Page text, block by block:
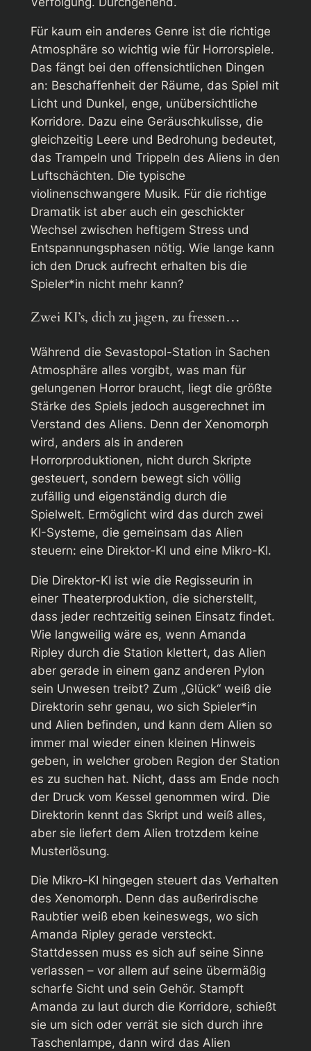
Für kaum ein anderes Genre ist die richtige
Atmosphäre so wichtig wie für Horrorspiele.
Das fängt bei den offensichtlichen Dingen
an: Beschaffenheit der Räume, das Spiel mit
Licht und Dunkel, enge, unübersichtliche
Korridore. Dazu eine Geräuschkulisse, die
gleichzeitig Leere und Bedrohung bedeutet,
das Trampeln und Trippeln des Aliens in den
Luftschächten. Die typische
violinenschwangere Musik. Für die richtige
Dramatik ist aber auch ein geschickter
Wechsel zwischen heftigem Stress und
Entspannungsphasen nötig. Wie lange kann
ich den Druck aufrecht erhalten bis die
Spieler*in nicht mehr kann?
Zwei KI’s, dich zu jagen, zu fressen…
Während die Sevastopol-Station in Sachen
Atmosphäre alles vorgibt, was man für
gelungenen Horror braucht, liegt die größte
Stärke des Spiels jedoch ausgerechnet im
Verstand des Aliens. Denn der Xenomorph
wird, anders als in anderen
Horrorproduktionen, nicht durch Skripte
gesteuert, sondern bewegt sich völlig
zufällig und eigenständig durch die
Spielwelt. Ermöglicht wird das durch zwei
KI-Systeme, die gemeinsam das Alien
steuern: eine Direktor-KI und eine Mikro-KI.
Die Direktor-KI ist wie die Regisseurin in
einer Theaterproduktion, die sicherstellt,
dass jeder rechtzeitig seinen Einsatz findet.
Wie langweilig wäre es, wenn Amanda
Ripley durch die Station klettert, das Alien
aber gerade in einem ganz anderen Pylon
sein Unwesen treibt? Zum „Glück“ weiß die
Direktorin sehr genau, wo sich Spieler*in
und Alien befinden, und kann dem Alien so
immer mal wieder einen kleinen Hinweis
geben, in welcher groben Region der Station
es zu suchen hat. Nicht, dass am Ende noch
der Druck vom Kessel genommen wird. Die
Direktorin kennt das Skript und weiß alles,
aber sie liefert dem Alien trotzdem keine
Musterlösung.
Die Mikro-KI hingegen steuert das Verhalten
des Xenomorph. Denn das außerirdische
Raubtier weiß eben keineswegs, wo sich
Amanda Ripley gerade versteckt.
Stattdessen muss es sich auf seine Sinne
verlassen – vor allem auf seine übermäßig
scharfe Sicht und sein Gehör. Stampft
Amanda zu laut durch die Korridore, schießt
sie um sich oder verrät sie sich durch ihre
Taschenlampe, dann wird das Alien